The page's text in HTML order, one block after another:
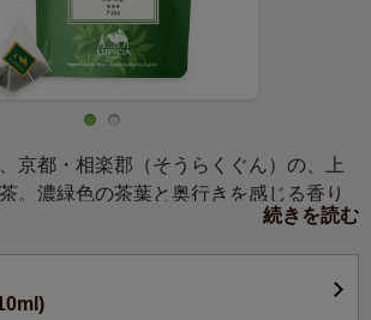
京都・相楽郡（そうらくぐん）の、上
。濃緑色の茶葉と奥行きを感じる香り
続きを読む